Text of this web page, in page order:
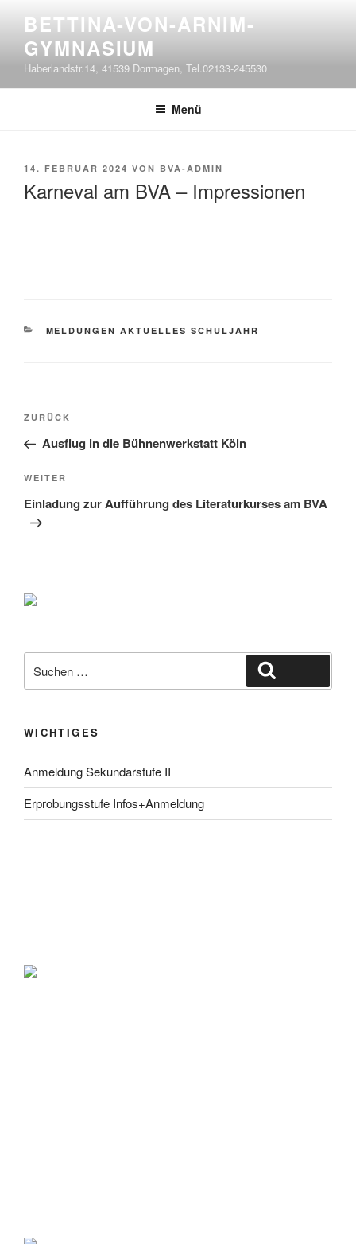
springen
BETTINA-VON-ARNIM-
GYMNASIUM
Haberlandstr.14, 41539 Dormagen, Tel.02133-245530
Menü
VERÖFFENTLICHT
14. FEBRUAR 2024 VON BVA-ADMIN
Karneval am BVA – Impressionen
KATEGORIEN
MELDUNGEN AKTUELLES SCHULJAHR
Beitragsnavigation
Vorheriger
Beitrag
ZURÜCK
Ausflug in die Bühnenwerkstatt Köln
Nächster
Beitrag
WEITER
Einladung zur Aufführung des Literaturkurses am BVA
nach:
WICHTIGES
Anmeldung Sekundarstufe II
Erprobungsstufe Infos+Anmeldung